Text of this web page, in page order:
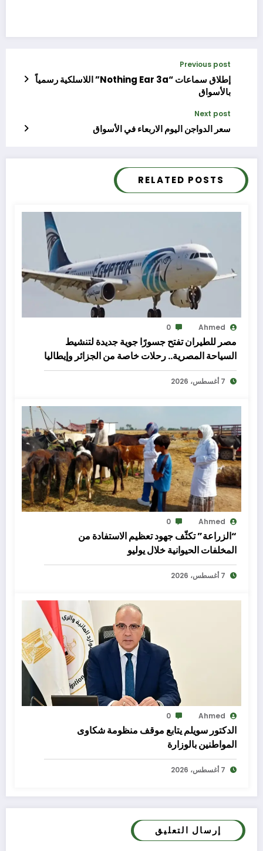
Previous post
إطلاق سماعات “Nothing Ear 3a” اللاسلكية رسمياً
بالأسواق
Next post
سعر الدواجن اليوم الاربعاء في الأسواق
RELATED POSTS
Ahmed
0
مصر للطيران تفتح جسورًا جوية جديدة لتنشيط
السياحة المصرية.. رحلات خاصة من الجزائر وإيطاليا
إلى شرم الشيخ والغردقة
7 أغسطس، 2026
Ahmed
0
“الزراعة” تكثّف جهود تعظيم الاستفادة من
المخلفات الحيوانية خلال يوليو
7 أغسطس، 2026
Ahmed
0
الدكتور سويلم يتابع موقف منظومة شكاوى
المواطنين بالوزارة
7 أغسطس، 2026
إرسال التعليق